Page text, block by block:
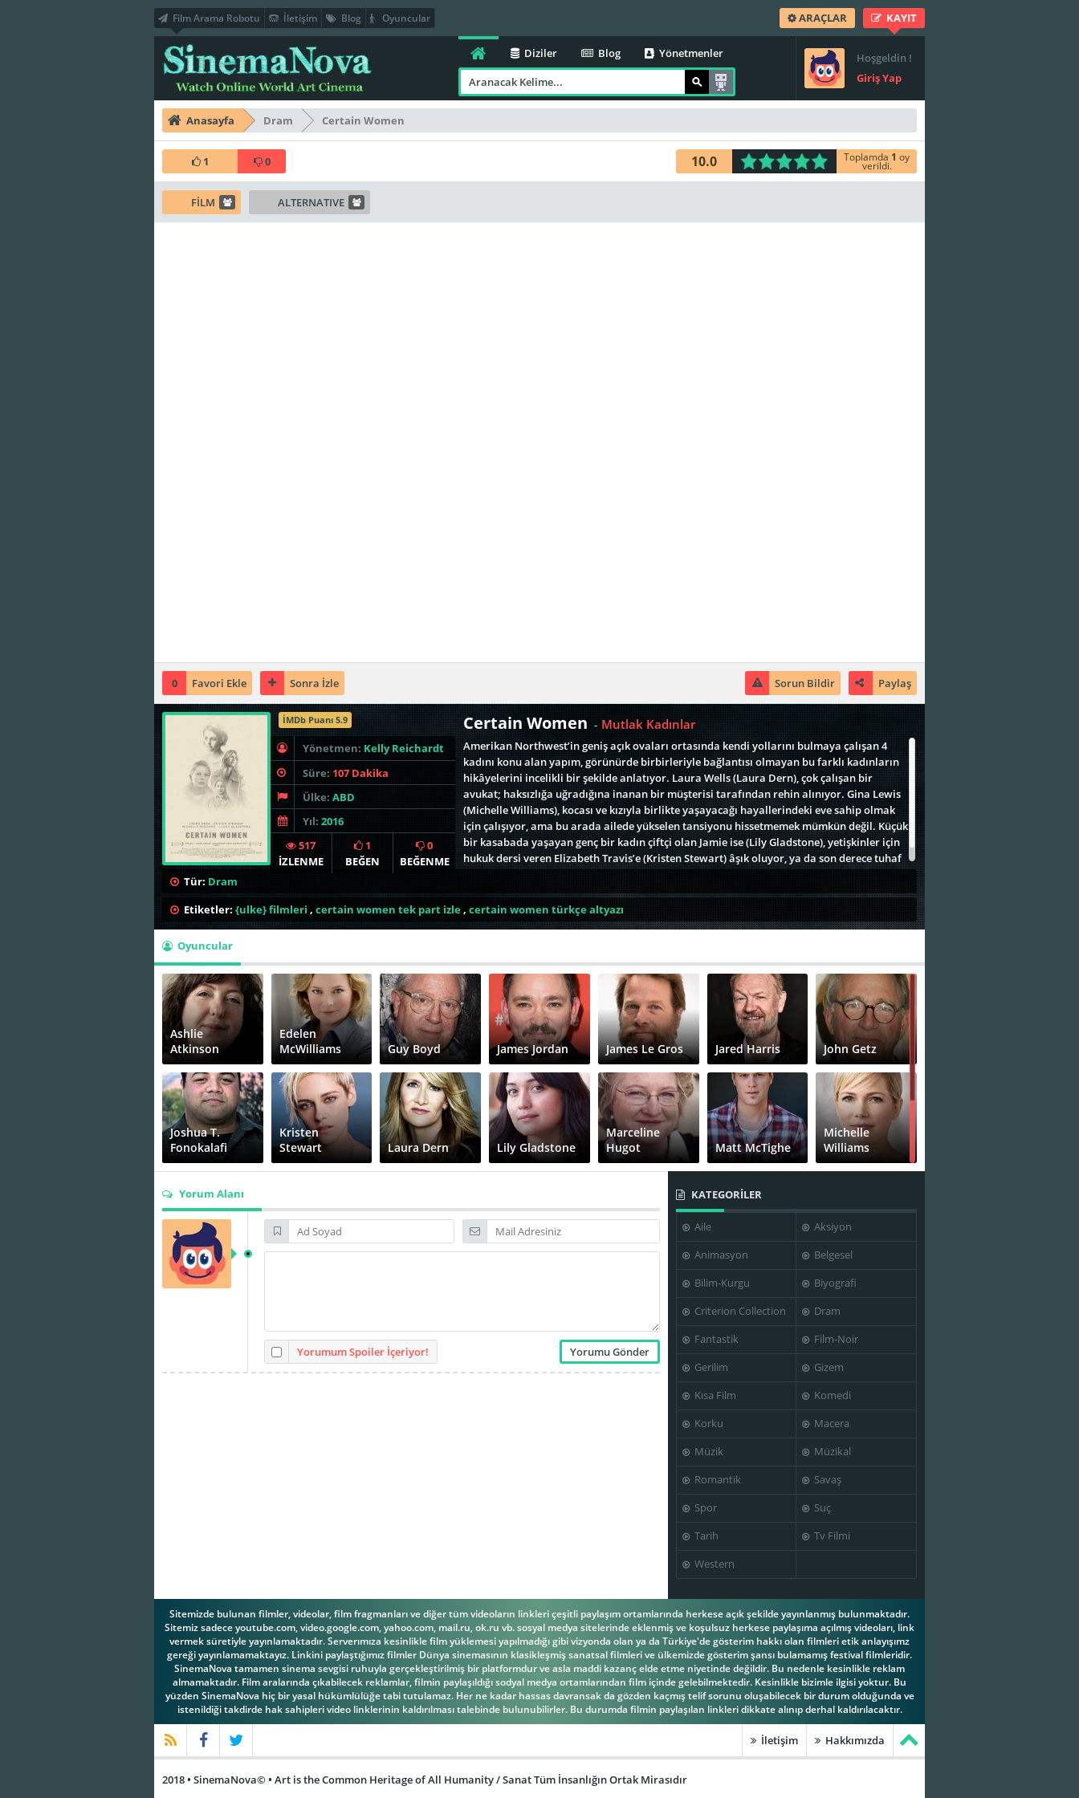
Film Arama Robotu İletişim Blog Oyuncular ARAÇLAR KAYIT
Hoşgeldin !
Giriş Yap
Diziler Blog Yönetmenler
Anasayfa Dram Certain Women
1 0 10.0 Toplamda 1 oy
verildi.
FİLM ALTERNATIVE
0 Favori Ekle Sonra İzle Paylaş
Sorun Bildir
İMDb Puanı 5.9
Yönetmen: Kelly Reichardt
Süre: 107 Dakika
Ülke: ABD
Yıl: 2016
517
İZLENME
1
BEĞEN
0
BEĞENME
Certain Women - Mutlak Kadınlar
Amerikan Northwest’in geniş açık ovaları ortasında kendi yollarını bulmaya çalışan 4
kadını konu alan yapım, görünürde birbirleriyle bağlantısı olmayan bu farklı kadınların
hikâyelerini incelikli bir şekilde anlatıyor. Laura Wells (Laura Dern), çok çalışan bir
avukat; haksızlığa uğradığına inanan bir müşterisi tarafından rehin alınıyor. Gina Lewis
(Michelle Williams), kocası ve kızıyla birlikte yaşayacağı hayallerindeki eve sahip olmak
için çalışıyor, ama bu arada ailede yükselen tansiyonu hissetmemek mümkün değil. Küçük
bir kasabada yaşayan genç bir kadın çiftçi olan Jamie ise (Lily Gladstone), yetişkinler için
hukuk dersi veren Elizabeth Travis’e (Kristen Stewart) âşık oluyor, ya da son derece tuhaf
ve duygusal bir dostluk ilişkisi bu.
Tür: Dram
Etiketler: {ulke} filmleri , certain women tek part izle, certain women türkçe altyazı
Oyuncular
Ashlie
Atkinson
Edelen
McWilliams
Guy Boyd James Jordan James Le Gros Jared Harris John Getz
Joshua T.
Fonokalafi
Kristen
Stewart
Laura Dern Lily Gladstone
Marceline
Hugot
Matt McTighe
Michelle
Williams
René
Auberjonois
Sara Rodier Zena Dell Lowe Kelly Reichardt
Yorum Alanı
Yorumum Spoiler İçeriyor!
KATEGORİLER
Aile
Aksiyon
Animasyon
Belgesel
Bilim-Kurgu
Biyografi
Criterion Collection
Dram
Fantastik
Film-Noir
Gerilim
Gizem
Kısa Film
Komedi
Korku
Macera
Müzik
Müzikal
Romantik
Savaş
Spor
Suç
Tarih
Tv Filmi
Western
Sitemizde bulunan filmler, videolar, film fragmanları ve diğer tüm videoların linkleri çeşitli paylaşım ortamlarında herkese açık şekilde yayınlanmış bulunmaktadır.
Sitemiz sadece youtube.com, video.google.com, yahoo.com, mail.ru, ok.ru vb. sosyal medya sitelerinde eklenmiş ve koşulsuz herkese paylaşıma açılmış videoları, link
vermek süretiyle yayınlamaktadır. Serverımıza kesinlikle film yüklemesi yapılmadığı gibi vizyonda olan ya da Türkiye'de gösterim hakkı olan filmleri etik anlayışımz
gereği yayınlamamaktayız. Linkini paylaştığımız filmler Dünya sinemasının klasikleşmiş sanatsal filmleri ve ülkemizde gösterim şansı bulamamış festival filmleridir.
SinemaNova tamamen sinema sevgisi ruhuyla gerçekleştirilmiş bir platformdur ve asla maddi kazanç elde etme niyetinde değildir. Bu nedenle kesinlikle reklam
almamaktadır. Film aralarında çıkabilecek reklamlar, filmin paylaşıldığı sodyal medya ortamlarından film içinde gelebilmektedir. Kesinlikle bizimle ilgisi yoktur. Bu
yüzden SinemaNova hiç bir yasal hükümlülüğe tabi tutulamaz. Her ne kadar hassas davransak da gözden kaçmış telif sorunu oluşabilecek bir durum olduğunda ve
istenildiği takdirde hak sahipleri video linklerinin kaldırılması talebinde bulunubilirler. Bu durumda filmin paylaşılan linkleri dikkate alınıp derhal kaldırılacaktır.
İletişim Hakkımızda
2018 • SinemaNova© • Art is the Common Heritage of All Humanity / Sanat Tüm İnsanlığın Ortak Mirasıdır